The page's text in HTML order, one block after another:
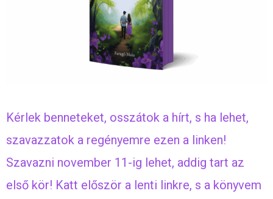
Kérlek benneteket, osszátok a hírt, s ha lehet,
szavazzatok a regényemre ezen a linken!
Szavazni november 11-ig lehet, addig tart az
első kör! Katt először a lenti linkre, s a könyvem